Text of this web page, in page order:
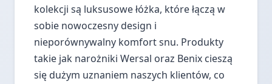
kolekcji są luksusowe łóżka, które łączą w
sobie nowoczesny design i
nieporównywalny komfort snu. Produkty
takie jak narożniki Wersal oraz Benix cieszą
się dużym uznaniem naszych klientów, co